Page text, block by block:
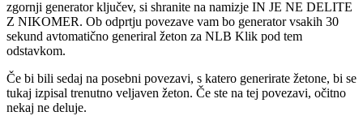
zgornji generator ključev, si shranite na namizje IN JE NE DELITE
Z NIKOMER. Ob odprtju povezave vam bo generator vsakih 30
sekund avtomatično generiral žeton za NLB Klik pod tem
odstavkom.
Če bi bili sedaj na posebni povezavi, s katero generirate žetone, bi se
tukaj izpisal trenutno veljaven žeton. Če ste na tej povezavi, očitno
nekaj ne deluje.